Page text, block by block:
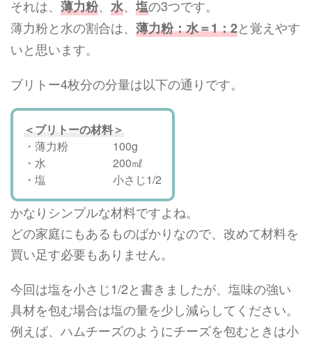
それは、 薄力粉、 水、 塩の3つです。
薄力粉と水の割合は、 薄力粉：水＝1：2と覚えやす
いと思います。
ブリトー4枚分の分量は以下の通りです。
＜ブリトーの材料＞
・薄力粉 100g
・水 200㎖
・塩 小さじ1/2
かなりシンプルな材料ですよね。
どの家庭にもあるものばかりなので、改めて材料を
買い足す必要もありません。
今回は塩を小さじ1/2と書きましたが、塩味の強い
具材を包む場合は塩の量を少し減らしてください。
例えば、ハムチーズのようにチーズを包むときは小